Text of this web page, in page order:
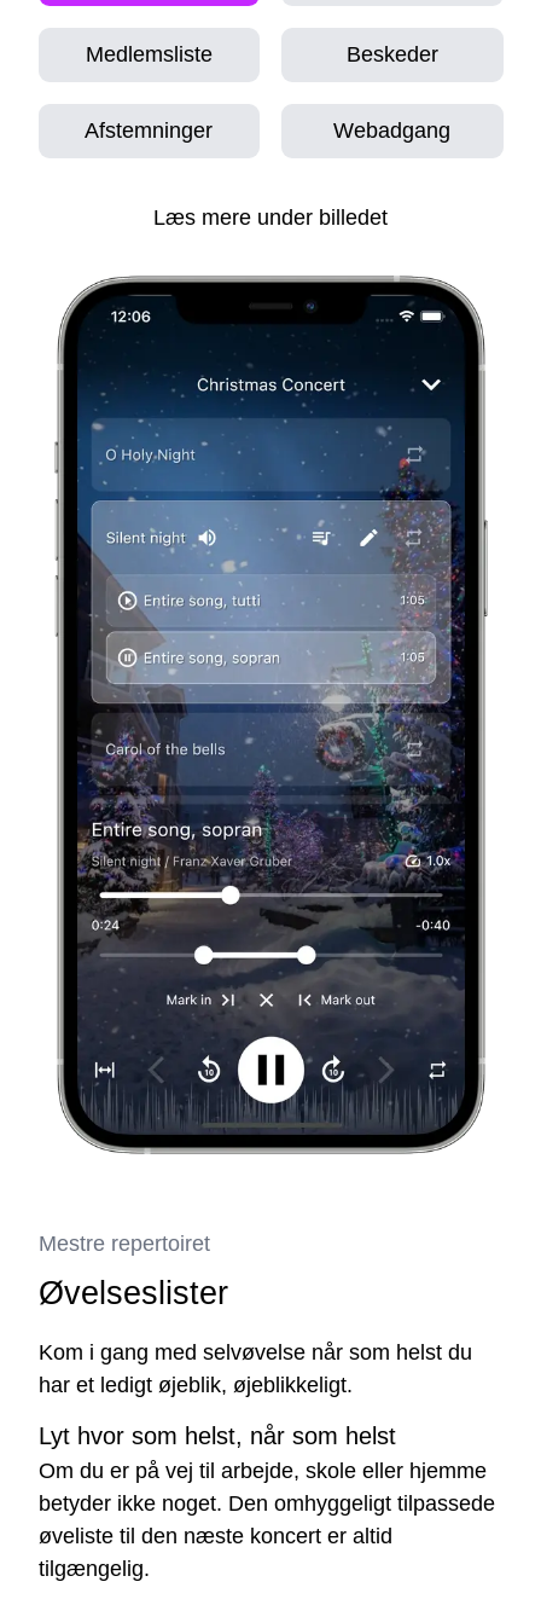
Medlemsliste Beskeder
Afstemninger Webadgang
Læs mere under billedet
Mestre repertoiret
Øvelseslister
Kom i gang med selvøvelse når som helst du
har et ledigt øjeblik, øjeblikkeligt.
Lyt hvor som helst, når som helst
Om du er på vej til arbejde, skole eller hjemme
betyder ikke noget. Den omhyggeligt tilpassede
øveliste til den næste koncert er altid
tilgængelig.